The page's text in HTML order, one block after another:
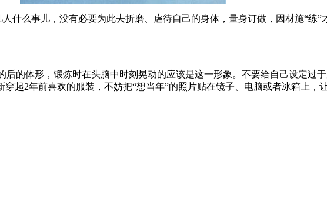
什么事儿，没有必要为此去折磨、虐待自己的身体，量身订做，因材施“练
的体形，锻炼时在头脑中时刻晃动的应该是这一形象。不要给自己设定过
起2年前喜欢的服装，不妨把“想当年”的照片贴在镜子、电脑或者冰箱上，